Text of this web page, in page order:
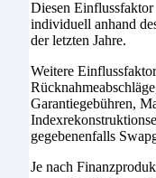
Diesen
individuell anhand
der letzten Jahre.
Weitere
Garantiegebühren,
gegebenenfalls
Je nach